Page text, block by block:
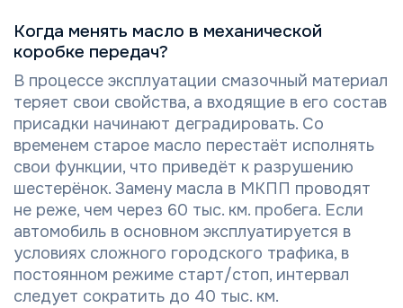
Когда менять масло в механической
коробке передач?
В процессе эксплуатации смазочный материал
теряет свои свойства, а входящие в его состав
присадки начинают деградировать. Со
временем старое масло перестаёт исполнять
свои функции, что приведёт к разрушению
шестерёнок. Замену масла в МКПП проводят
не реже, чем через 60 тыс. км. пробега. Если
автомобиль в основном эксплуатируется в
условиях сложного городского трафика, в
постоянном режиме старт/стоп, интервал
следует сократить до 40 тыс. км.